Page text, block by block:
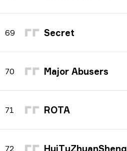
69 Secret
70 Major Abusers
71 ROTA
72 HuiTuZhuanSheng